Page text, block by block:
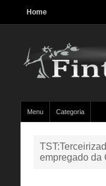
Home
Menu Categoria
empregado da